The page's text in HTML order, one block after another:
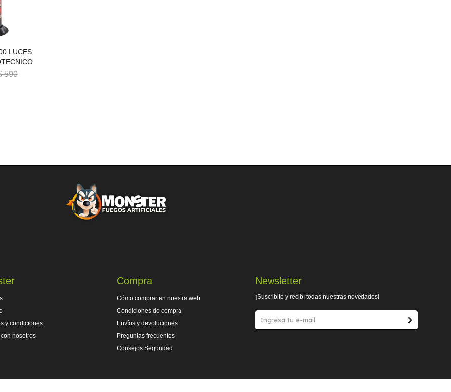
LUCES
590
y condiciones
nosotros
Compra
Cómo comprar en nuestra web
Condiciones de compra
Envíos y devoluciones
Preguntas frecuentes
Consejos Seguridad
Newsletter
¡Suscribite y recibí todas nuestras novedades!